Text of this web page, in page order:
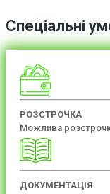
Спеціальні
РОЗСТРОЧКА
Можлива
ДОКУМЕНТАЦІЯ